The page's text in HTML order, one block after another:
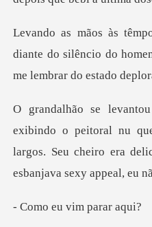
diante do silêncio do
u
largos. Seu cheiro era
u vim pa